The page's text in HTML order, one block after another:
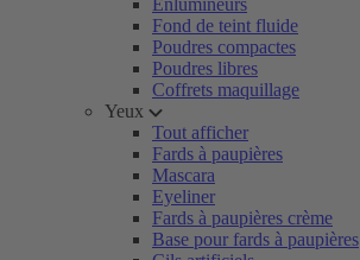
Enlumineurs
Fond de teint fluide
Poudres compactes
Poudres libres
Coffrets maquillage
Yeux
Tout afficher
Fards à paupières
Mascara
Eyeliner
Fards à paupières crème
Base pour fards à paupières